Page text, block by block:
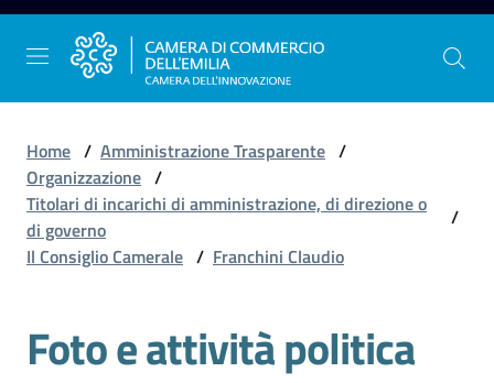
Vai al contenuto
Vai alla navigazione
Vai al footer
La
Camera
dell'Emilia
Gestire
Home / Amministrazione Trasparente /
Organizzazione /
Titolari di incarichi di amministrazione, di direzione o
di governo
/
Il Consiglio Camerale / Franchini Claudio
Foto e attività politica